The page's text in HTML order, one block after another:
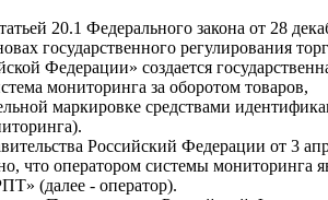
20.1 Федерального закона от 28
государственного регулирования
Федерации» создается
мониторинга за оборотом товаров,
маркировке средствами
Российский Федерации от 3
что оператором системы мониторинга
(далее - оператор).